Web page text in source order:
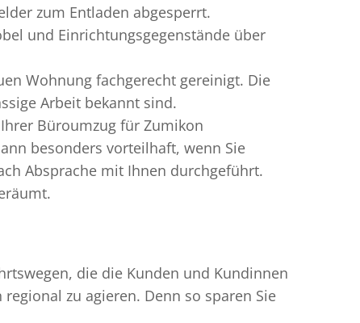
zum Entladen abgesperrt.
und Einrichtungsgegenstände über
Wohnung fachgerecht gereinigt. Die
Arbeit bekannt sind.
Büroumzug für Zumikon
besonders vorteilhaft, wenn Sie
Absprache mit Ihnen durchgeführt.
die die Kunden und Kundinnen
zu agieren. Denn so sparen Sie